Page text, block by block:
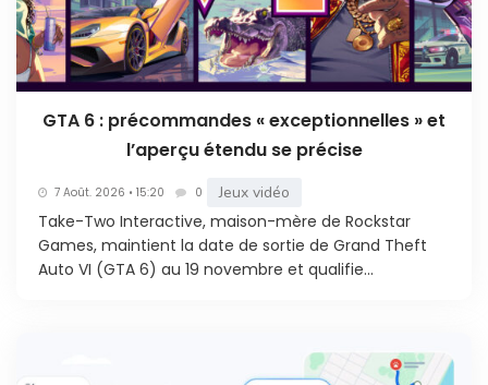
GTA 6 : précommandes « exceptionnelles » et
l’aperçu étendu se précise
7 Août. 2026 • 15:20 0 Jeux vidéo
Take-Two Interactive, maison-mère de Rockstar
Games, maintient la date de sortie de Grand Theft
Auto VI (GTA 6) au 19 novembre et qualifie...